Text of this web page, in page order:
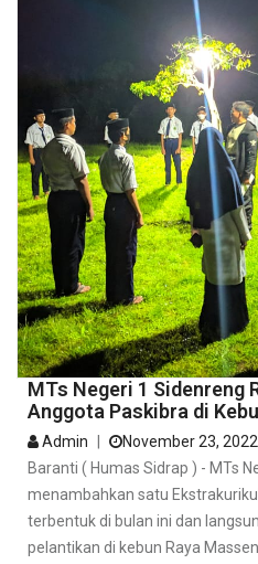
MTs Negeri 1 Sidenreng
Anggota Paskibra di
Admin November 23, 2022
Baranti ( Humas Sidrap ) - MTs
menambahkan satu
terbentuk di bulan ini dan
pelantikan di kebun Raya